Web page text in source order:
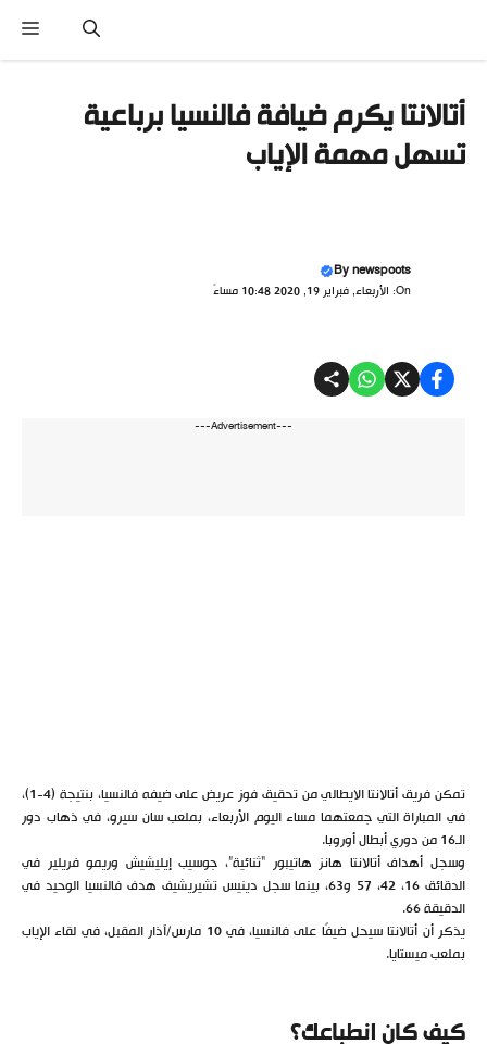
المحتوى
أتالانتا يكرم ضيافة فالنسيا برباعية
تسهل مهمة الإياب
Bynewspoots
On: الأربعاء, فبراير 19, 2020 10:48 مساءً
---Advertisement---
تمكن فريق أتالانتا الايطالي من تحقيق فوز عريض على ضيفه فالنسيا، بنتيجة (4-1)،
في المباراة التي جمعتهما مساء اليوم الأربعاء، بملعب سان سيرو، في ذهاب دور
الـ16 من دوري أبطال أوروبا.
وسجل أهداف أتالانتا هانز هاتيبور “ثنائية”، جوسيب إيليشيش وريمو فريلير في
الدقائق 16، 42، 57 و63، بينما سجل دينيس تشيريشيف هدف فالنسيا الوحيد في
الدقيقة 66.
يذكر أن أتالانتا سيحل ضيفًا على فالنسيا، في 10 مارس/آذار المقبل، في لقاء الإياب
بملعب ميستايا.
كيف كان انطباعك؟